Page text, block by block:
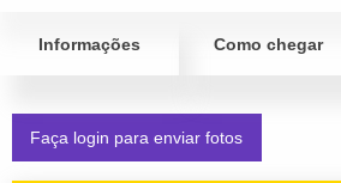
Informações Como chegar
Faça login para enviar fotos